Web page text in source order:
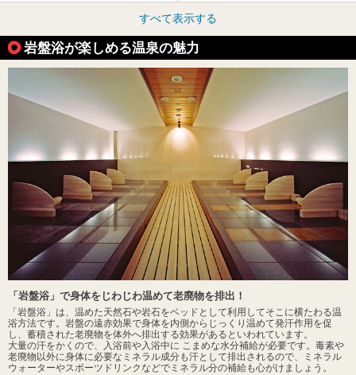
すべて表示する
岩盤浴が楽しめる温泉の魅力
「岩盤浴」で身体をじわじわ温めて老廃物を排出！
「岩盤浴」は、温めた天然石や岩石をベッドとして利用してそこに横たわる温
浴方法です。岩盤の遠赤効果で身体を内側からじっくり温めて発汗作用を促
し、蓄積された老廃物を体外へ排出する効果があるといわれています。
大量の汗をかくので、入浴前や入浴中に こまめな水分補給が必要です。毒素や
老廃物以外に身体に必要なミネラル成分も汗として排出されるので、ミネラル
ウォーターやスポーツドリンクなどでミネラル分の補給も心がけましょう。